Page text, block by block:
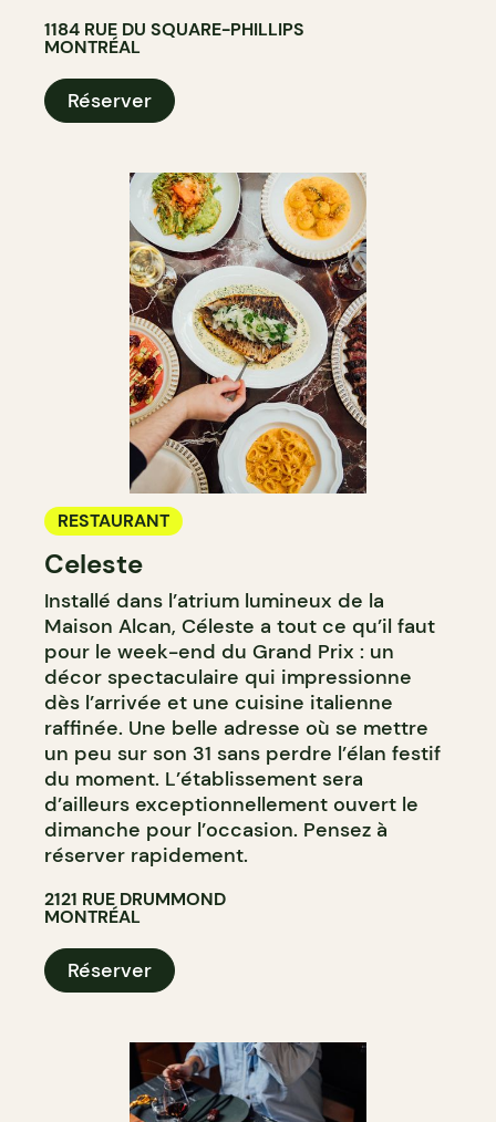
1184 RUE DU SQUARE-PHILLIPS
MONTRÉAL
Réserver
RESTAURANT
Celeste
Installé dans l’atrium lumineux de la
Maison Alcan, Céleste a tout ce qu’il faut
pour le week-end du Grand Prix : un
décor spectaculaire qui impressionne
dès l’arrivée et une cuisine italienne
raffinée. Une belle adresse où se mettre
un peu sur son 31 sans perdre l’élan festif
du moment. L’établissement sera
d’ailleurs exceptionnellement ouvert le
dimanche pour l’occasion. Pensez à
réserver rapidement.
2121 RUE DRUMMOND
MONTRÉAL
Réserver